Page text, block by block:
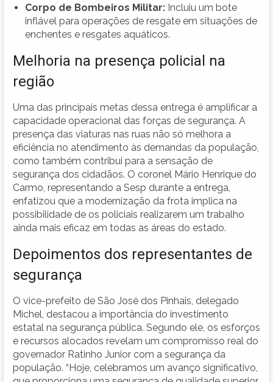
Corpo de Bombeiros Militar: Incluiu um bote
inflável para operações de resgate em situações de
enchentes e resgates aquáticos.
Melhoria na presença policial na
região
Uma das principais metas dessa entrega é amplificar a
capacidade operacional das forças de segurança. A
presença das viaturas nas ruas não só melhora a
eficiência no atendimento às demandas da população,
como também contribui para a sensação de
segurança dos cidadãos. O coronel Mário Henrique do
Carmo, representando a Sesp durante a entrega,
enfatizou que a modernização da frota implica na
possibilidade de os policiais realizarem um trabalho
ainda mais eficaz em todas as áreas do estado.
Depoimentos dos representantes de
segurança
O vice-prefeito de São José dos Pinhais, delegado
Michel, destacou a importância do investimento
estatal na segurança pública. Segundo ele, os esforços
e recursos alocados revelam um compromisso real do
governador Ratinho Junior com a segurança da
população. “Hoje, celebramos um avanço significativo,